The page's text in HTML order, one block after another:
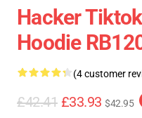
Hacker
Hoodie
(4 customer
£42.41 £33.93 $42.95